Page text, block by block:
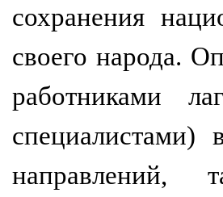
сохранения
своего народа.
работниками
специалистами)
направлений,